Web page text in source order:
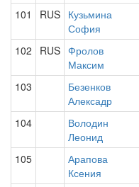
101 RUS Кузьмина
София
102 RUS Фролов
Максим
103
Безенков
Алексадр
104
Володин
Леонид
105
Арапова
Ксения